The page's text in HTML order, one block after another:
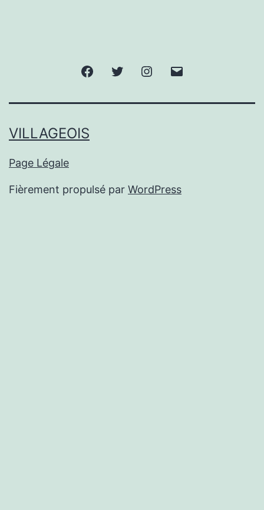
FacebookTwitter Instagram
VILLAGEOIS
Page Légale
Fièrement propulsé par WordPress